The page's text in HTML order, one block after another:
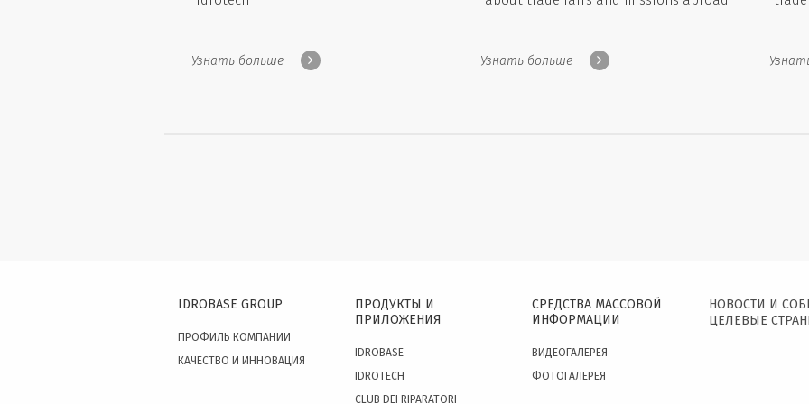
Узнать больше Узнать больше
IDROBASE GROUP
ПРОФИЛЬ КОМПАНИИ
КАЧЕСТВО И ИННОВАЦИЯ
ПРОДУКТЫ И
ПРИЛОЖЕНИЯ
IDROBASE
IDROTECH
CLUB DEI RIPARATORI
СРЕДСТВА МАССОВОЙ
ИНФОРМАЦИИ
ВИДЕОГАЛЕРЕЯ
ФОТОГАЛЕРЕЯ
НОВОСТИ И
ЦЕЛЕВЫЕ